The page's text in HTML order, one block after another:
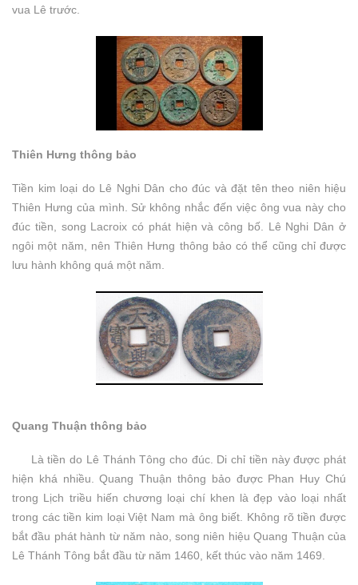
vua Lê trước.
Thiên Hưng thông bảo
Tiền kim loại do Lê Nghi Dân cho đúc và đặt tên theo niên hiệu
Thiên Hưng của mình. Sử không nhắc đến việc ông vua này cho
đúc tiền, song Lacroix có phát hiện và công bố. Lê Nghi Dân ở
ngôi một năm, nên Thiên Hưng thông bảo có thể cũng chỉ được
lưu hành không quá một năm.
Quang Thuận thông bảo
Là tiền do Lê Thánh Tông cho đúc. Di chỉ tiền này được phát
hiện khá nhiều. Quang Thuận thông bảo được Phan Huy Chú
trong Lịch triều hiến chương loại chí khen là đẹp vào loại nhất
trong các tiền kim loại Việt Nam mà ông biết. Không rõ tiền được
bắt đầu phát hành từ năm nào, song niên hiệu Quang Thuận của
Lê Thánh Tông bắt đầu từ năm 1460, kết thúc vào năm 1469.